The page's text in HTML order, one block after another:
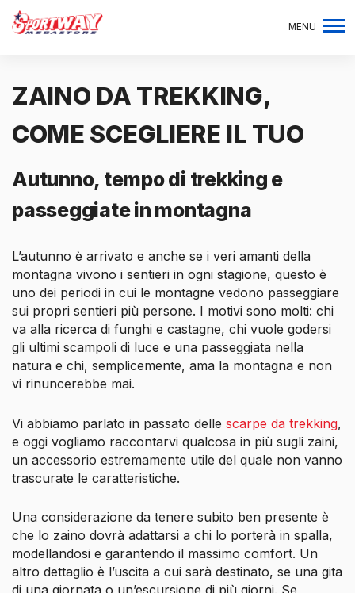
MENU
ZAINO DA TREKKING,
COME SCEGLIERE IL TUO
Autunno, tempo di trekking e
passeggiate in montagna
L’autunno è arrivato e anche se i veri amanti della
montagna vivono i sentieri in ogni stagione, questo è
uno dei periodi in cui le montagne vedono passeggiare
sui propri sentieri più persone. I motivi sono molti: chi
va alla ricerca di funghi e castagne, chi vuole godersi
gli ultimi scampoli di luce e una passeggiata nella
natura e chi, semplicemente, ama la montagna e non
vi rinuncerebbe mai.
Vi abbiamo parlato in passato delle scarpe da trekking,
e oggi vogliamo raccontarvi qualcosa in più sugli zaini,
un accessorio estremamente utile del quale non vanno
trascurate le caratteristiche.
Una considerazione da tenere subito ben presente è
che lo zaino dovrà adattarsi a chi lo porterà in spalla,
modellandosi e garantendo il massimo comfort. Un
altro dettaglio è l’uscita a cui sarà destinato, se una gita